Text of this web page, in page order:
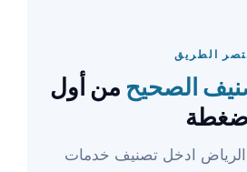
الطريق
الصحيح من أول
ادخل تصنيف خدمات